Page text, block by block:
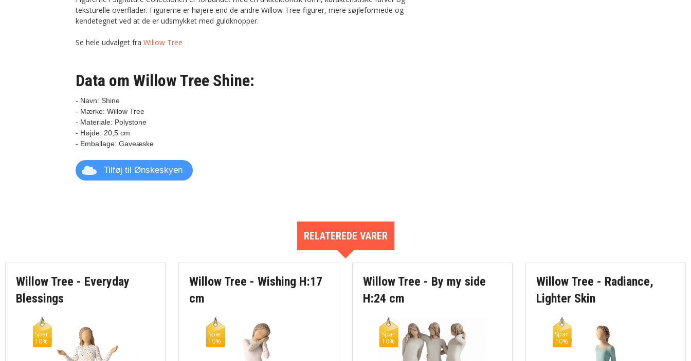
teksturelle overflader. Figurerne er højere end de andre Willow Tree-figurer, mere søjleformede og
kendetegnet ved at de er udsmykket med guldknopper.
Se hele udvalget fra Willow Tree
Data om Willow Tree Shine:
- Navn: Shine
- Mærke: Willow Tree
- Materiale: Polystone
- Højde: 20,5 cm
Tilføj til Ønskeskyen
RELATEREDE VARER
Willow Tree - Everyday
Blessings
Spar
10%
Willow Tree - Wishing H:17
cm
Spar
10%
Willow Tree - By my side
H:24 cm
Spar
10%
Willow Tree - Radiance,
Lighter Skin
Spar
10%